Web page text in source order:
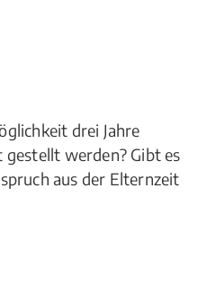
drei Jahre
werden? Gibt es
aus der Elternzeit